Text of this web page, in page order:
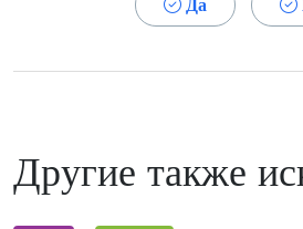
Да
Другие также